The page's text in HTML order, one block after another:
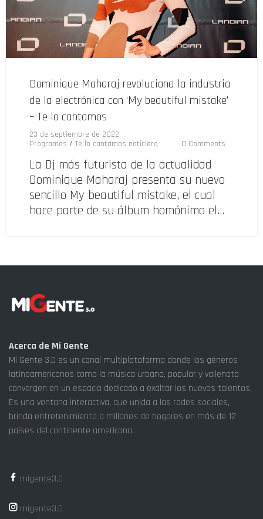
Dominique Maharaj revoluciona la industria
de la electrónica con ‘My beautiful mistake’
– Te lo cantamos
23 de septiembre de 2022
Programas / Te lo cantamos noticiero 0 Comments
La Dj más futurista de la actualidad
Dominique Maharaj presenta su nuevo
sencillo My beautiful mistake, el cual
hace parte de su álbum homónimo el…
Acerca de Mi Gente
Mi Gente 3.0 es un canal multiplataforma donde los géneros
latinoamericanos como la música urbana, popular y vallenato
convergen en un espacio dedicado a exaltar los nuevos talentos.
Es una ventana interactiva, que unida a las redes sociales,
brinda entretenimiento a millones de hogares en más de 12
países del continente americano.
migente3.0
migente3.0